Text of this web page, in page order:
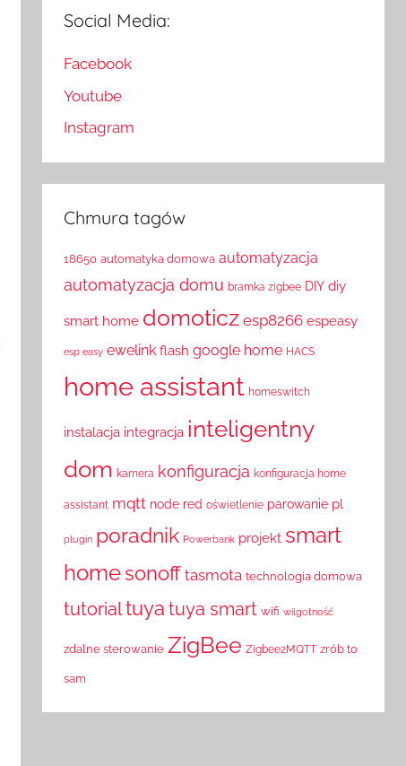
Social Media:
Facebook
Youtube
Instagram
Chmura tagów
18650 automatyka domowa automatyzacja
automatyzacja domu bramka zigbee DIY diy
smart home domoticz esp8266 espeasy
esp easy ewelink flash google home HACS
home assistant homeswitch
instalacja integracja inteligentny
dom kamera konfiguracja konfiguracja home
assistant mqtt node red oświetlenie parowanie pl
plugin poradnik Powerbank projekt smart
home sonoff tasmota technologia domowa
tutorialtuya tuya smart wifi wilgotność
zdalne sterowanie ZigBee Zigbee2MQTT zrób to
sam